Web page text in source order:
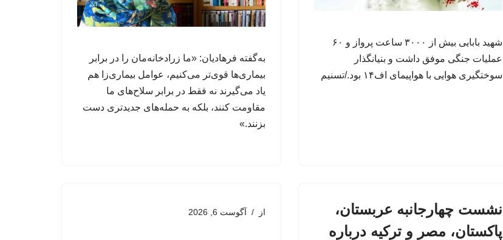
شهید بابایی بیش از ۳۰۰۰ ساعت پرواز و ۶۰
عملیات جنگی موفق داشت و بنیانگذار
سوختگیری هوایی با هواپیمای اف۱۴ بود./تسنیم
به‌گفته فرهادیان: «ما زرادخانه‌مان را در برابر
بیماری‌ها قوی‌تر می‌کنیم، عوامل‌ بیماری‌زا هم
یاد می‌گیرند نه فقط در برابر سلاح‌های ما
مقاومت کنند، بلکه به حمله‌های جدیدتری دست
بزنند.»
نشست چهارجانبه عربستان،
پاکستان، مصر و ترکیه درباره
از آگوست 6, 2026